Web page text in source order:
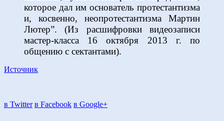
которое дал им основатель протестантизма
и, косвенно, неопротестантизма Мартин
Лютер”. (Из расшифровки видеозаписи
мастер-класса 16 октября 2013 г. по
общению с сектантами).
Источник
в Twitter в Facebook в Google+